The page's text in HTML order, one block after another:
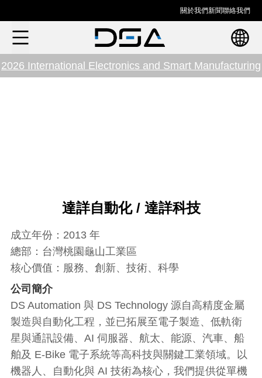
關於我們新聞聯絡我們
2026 International Electronics and Smart Manufacturing
達詳自動化 / 達詳科技​
成立年份：2013 年​
總部：台灣桃園龜山工業區​​
核心價值：服務、創新、技術、科學​​
公司簡介​
DS Automation 與 DS Technology 源自高精度金屬
製造與自動化工程，並已拓展至電子製造、低軌衛
星與通訊設備、AI 伺服器、航太、能源、汽車、船
舶及 E-Bike 電子系統等高科技與關鍵工業領域。以
機器人、自動化與 AI 技術為核心，我們提供從單機